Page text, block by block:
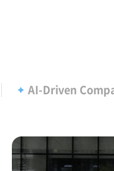
KhácAI-Driven